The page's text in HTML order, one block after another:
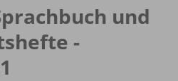
und
-